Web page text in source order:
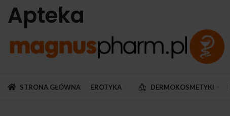
Apteka
STRONA GŁÓWNA EROTYKA DERMOKOSMETYKI